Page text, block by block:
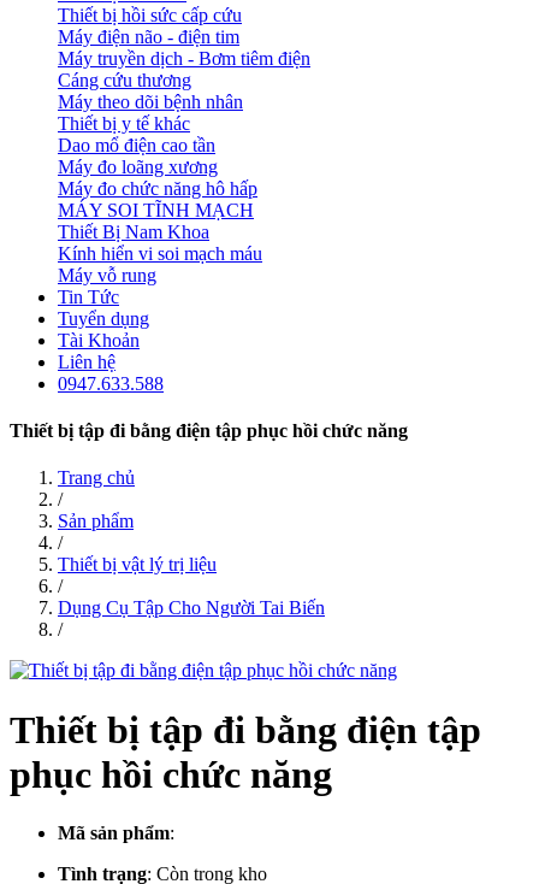
Thiết bị hồi sức cấp cứu
Máy điện não - điện tim
Máy truyền dịch - Bơm tiêm điện
Cáng cứu thương
Máy theo dõi bệnh nhân
Thiết bị y tế khác
Dao mổ điện cao tần
Máy đo loãng xương
Máy đo chức năng hô hấp
MÁY SOI TĨNH MẠCH
Thiết Bị Nam Khoa
Kính hiển vi soi mạch máu
Máy vỗ rung
Tin Tức
Tuyển dụng
Tài Khoản
Liên hệ
0947.633.588
Thiết bị tập đi bằng điện tập phục hồi chức năng
Trang chủ
/
Sản phẩm
/
Thiết bị vật lý trị liệu
/
Dụng Cụ Tập Cho Người Tai Biến
/
Thiết bị tập đi bằng điện tập
phục hồi chức năng
Mã sản phẩm:
Tình trạng: Còn trong kho